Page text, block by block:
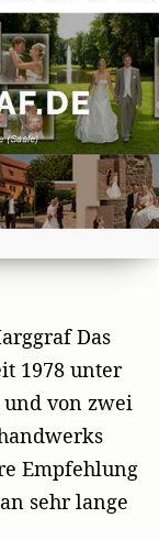
Das
1978 unter
von zwei
Empfehlung
sehr lange